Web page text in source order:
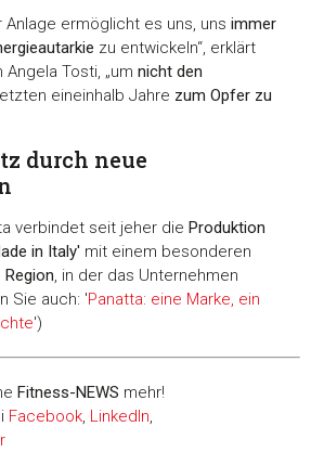
Anlage ermöglicht es uns, unsimmer
zu entwickeln“, erklärt
Angela Tosti, „umnicht den
eineinhalb Jahre zum Opfer zu
durch neue
verbindet seit jeher dieProduktion
in Italy' mit einem besonderen
, in der das Unternehmen
Sie auch: 'Panatta: eine Marke, ein
')
Fitness-NEWS mehr!
Facebook, LinkedIn,